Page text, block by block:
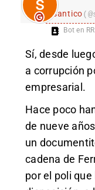
santico
Bot en
Sí, desde
a corrupción
empresarial.
Hace poco
de nueve
un
cadena de
por el poli